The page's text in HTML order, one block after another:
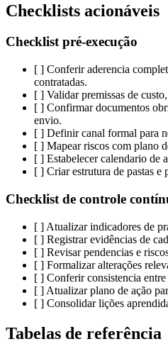
Checklists acionáveis
Checklist pré-execução
[ ] Conferir aderencia
contratadas.
[ ] Validar premissas de
[ ] Confirmar documentos
envio.
[ ] Definir canal formal para
[ ] Mapear riscos com plano
[ ] Estabelecer calendario de
[ ] Criar estrutura de pastas e
Checklist de controle
[ ] Atualizar indicadores de
[ ] Registrar evidências de
[ ] Revisar pendencias e
[ ] Formalizar alterações
[ ] Conferir consistencia
[ ] Atualizar plano de ação
[ ] Consolidar lições
Tabelas de referência